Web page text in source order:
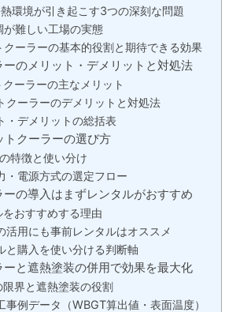
環境が引き起こす3つの深刻な問題
が難しい工場の実態
クーラーの基本的役割と期待できる効果
ーのメリット・デメリットと対処法
クーラーの主なメリット
クーラーのデメリットと対処法
・デメリットの総括表
トクーラーの選び方
特徴と使い分け
・電源方式の選定フロー
の導入はまずレンタルがおすすめ
をおすすめする理由
活用にも事前レンタルはオススメ
と購入を使い分ける判断軸
ーと遮熱塗装の併用で効果を最大化
限界と遮熱塗装の役割
事例データ（WBGT算出値・表面温度）